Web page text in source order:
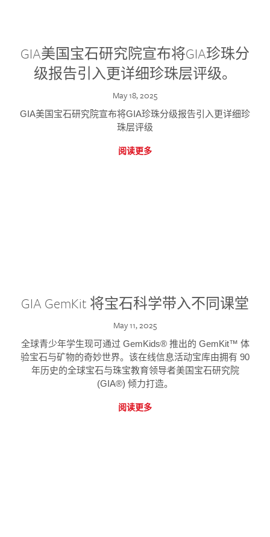
GIA美国宝石研究院宣布将GIA珍珠分
级报告引入更详细珍珠层评级。
May 18, 2025
GIA美国宝石研究院宣布将GIA珍珠分级报告引入更详细珍
珠层评级
阅读更多
GIA GemKit 将宝石科学带入不同课堂
May 11, 2025
全球青少年学生现可通过 GemKids® 推出的 GemKit™ 体
验宝石与矿物的奇妙世界。该在线信息活动宝库由拥有 90
年历史的全球宝石与珠宝教育领导者美国宝石研究院
(GIA®) 倾力打造。
阅读更多